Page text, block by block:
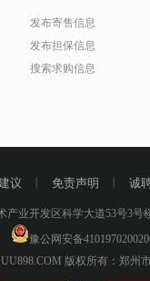
发布寄售信息
发布担保信息
搜索求购信息
议 免责声明 诚
业开发区科学大道53号3号
豫公网安备
版权所有：郑州